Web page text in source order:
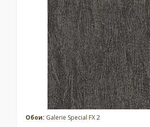
Обои: Galerie Special FX 2